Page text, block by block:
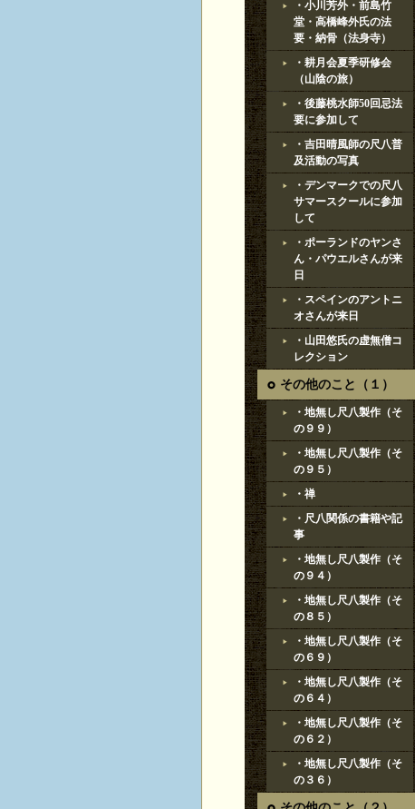
・小川芳外・前島竹
堂・高橋峰外氏の法
要・納骨（法身寺）
・耕月会夏季研修会
（山陰の旅）
・後藤桃水師50回忌法
要に参加して
・吉田晴風師の尺八普
及活動の写真
・デンマークでの尺八
サマースクールに参加
して
・ポーランドのヤンさ
ん・パウエルさんが来
日
・スペインのアントニ
オさんが来日
・山田悠氏の虚無僧コ
レクション
その他のこと（１）
・地無し尺八製作（そ
の９９）
・地無し尺八製作（そ
の９５）
・禅
・尺八関係の書籍や記
事
・地無し尺八製作（そ
の９４）
・地無し尺八製作（そ
の８５）
・地無し尺八製作（そ
の６９）
・地無し尺八製作（そ
の６４）
・地無し尺八製作（そ
の６２）
・地無し尺八製作（そ
の３６）